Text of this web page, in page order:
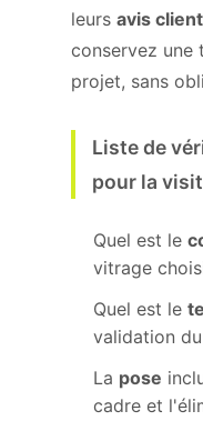
leurs avis
conservez
projet, sans
Liste de
pour la
Quel est le
vitrage
Quel est le
validation
La pose
cadre et